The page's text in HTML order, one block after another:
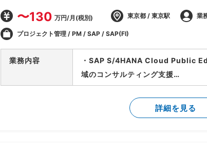
〜130 万円/月(税別) 東京都 / 東京駅 業
プロジェクト管理 / PM / SAP / SAP(FI)
業務内容
・SAP S/4HANA Cloud Public
域のコンサルティング支援
・ベンダー側、SAPコンサルタン
・財務会計管理および決算処理に
・固定資産管理、建設仮勘定領域の
詳細を見る